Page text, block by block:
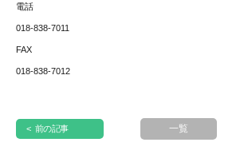
電話
018-838-7011
FAX
018-838-7012
< 前の記事 一覧